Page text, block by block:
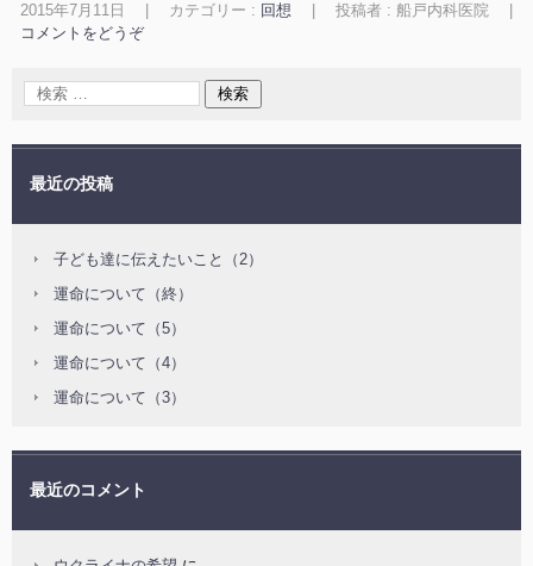
2015年7月11日 カテゴリー : 回想 投稿者 : 船戸内科医院
コメントをどうぞ
最近の投稿
子ども達に伝えたいこと（2）
運命について（終）
運命について（5）
運命について（4）
運命について（3）
最近のコメント